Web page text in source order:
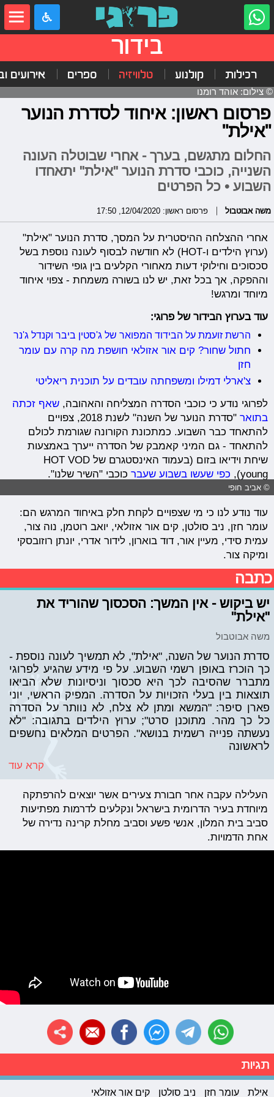
בידור
רכילות קולנוע טלוויזיה ספרים אירועים
© צילום: אוהד רומנו
פרסום ראשון: איחוד לסדרת הנוער
"אילת"
החלום מתגשם, בערך - אחרי שבוטלה העונה
השנייה, כוכבי סדרת הנוער "אילת" יתאחדו
השבוע • כל הפרטים
משה אבוטבול פרסום ראשון: 12/04/2020, 17:50
אחרי ההצלחה ההיסטרית על המסך, סדרת הנוער "אילת"
(ערוץ הילדים ו-HOT) לא חודשה לבסוף לעונה נוספת בשל
סכסוכים וחילוקי דעות מאחורי הקלעים בין גופי השידור
וההפקה, אך בכל זאת, יש לנו בשורה משמחת - צפוי איחוד
מיוחד ומרגש!
עוד בערוץ הבידור של פרוגי:
הרשת זועמת על הבידוד המפואר של ג'סטין ביבר וקנדל ג'נר
חתול שחור? קים אור אזולאי חושפת מה קרה עם עומר
חזן
צ'ארלי דמילו ומשפחתה עובדים על תוכנית ריאליטי
לפרוגי נודע כי כוכבי הסדרה המצליחה והאהובה,שאף זכתה
בתואר
"סדרת הנוער של השנה" לשנת 2018, צפויים
להתאחד כבר השבוע. כמתכונת הקורונה שגורמת לכולם
להתאחד - גם המיני קאמבק של הסדרה ייערך באמצעות
שיחת וידיאו בזום (בעמוד האינסטגרם של HOT VOD
young),
כפי שעשו בשבוע שעבר כוכבי "השיר שלנו".
© אביב חופי
עוד נודע לנו כי מי שצפויים לקחת חלק באיחוד המרגש הם:
עומר חזן, ניב סולטן, קים אור אזולאי, יואב רוטמן, נוה צור,
עמית סידי, מעיין אור, דוד בוארון, לידור אדרי, יונתן רוזובסקי
ומיקה צור.
כתבה
יש ביקוש - אין המשך: הסכסוך שהוריד את
"אילת"
משה אבוטבול
סדרת הנוער של השנה, "אילת", לא תמשיך לעונה נוספת -
כך הוכרז באופן רשמי השבוע. על פי מידע שהגיע לפרוגי
מתברר שהסיבה לכך היא סכסוך וניסיונות שלא הביאו
תוצאות בין בעלי הזכויות על הסדרה. המפיק הראשי, יוני
פארן סיפר: "המשא ומתן לא צלח, לא נוותר על הסדרה
כל כך מהר. מתוכנן סרט"; ערוץ הילדים בתגובה: "לא
נעשתה פנייה רשמית בנושא". הפרטים המלאים נחשפים
לראשונה
קרא עוד
העלילה עקבה אחר חבורת צעירים אשר יוצאים להרפתקה
מיוחדת בעיר הדרומית בישראל ונקלעים לדרמות מפתיעות
סביב בית המלון, אנשי פשע וסביב מחלת קרינה נדירה של
אחת הדמויות.
תגיות
אילת עומר חזן ניב סולטן קים אור אזולאי